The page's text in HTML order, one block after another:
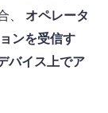
、 オペレータ
ンを受信す
バイス上でア